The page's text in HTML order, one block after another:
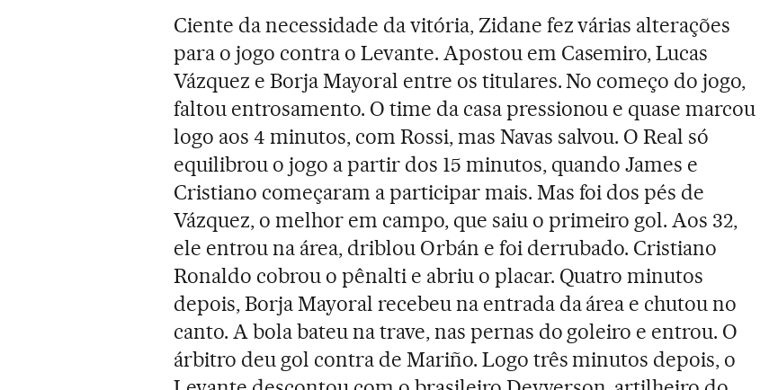
Ciente da necessidade da vitória, Zidane fez várias alterações
para o jogo contra o Levante. Apostou em Casemiro, Lucas
Vázquez e Borja Mayoral entre os titulares. No começo do jogo,
faltou entrosamento. O time da casa pressionou e quase marcou
logo aos 4 minutos, com Rossi, mas Navas salvou. O Real só
equilibrou o jogo a partir dos 15 minutos, quando James e
Cristiano começaram a participar mais. Mas foi dos pés de
Vázquez, o melhor em campo, que saiu o primeiro gol. Aos 32,
ele entrou na área, driblou Orbán e foi derrubado. Cristiano
Ronaldo cobrou o pênalti e abriu o placar. Quatro minutos
depois, Borja Mayoral recebeu na entrada da área e chutou no
canto. A bola bateu na trave, nas pernas do goleiro e entrou. O
árbitro deu gol contra de Mariño. Logo três minutos depois, o